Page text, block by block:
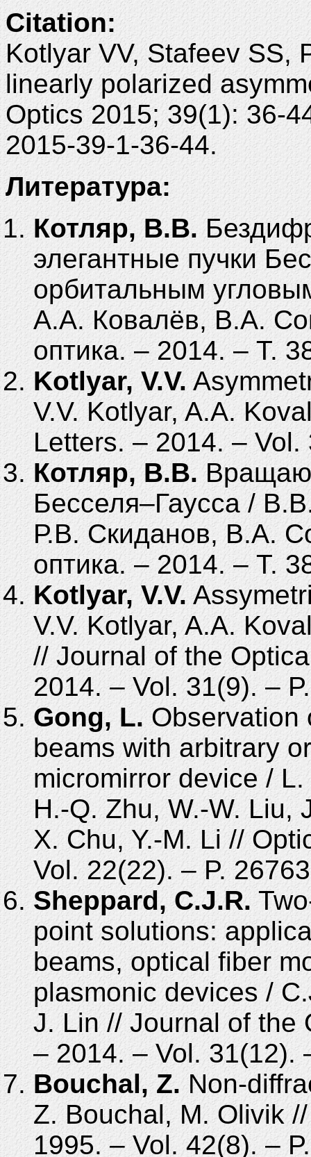
Citation:
Kotlyar VV, Stafeev SS,
linearly polarized
Optics 2015; 39(1): 36-
2015-39-1-36-44.
Литература:
Котляр, В.В.
элегантные пучки
орбитальным
А.А. Ковалёв, В.А.
оптика. – 2014. – Т.
Kotlyar, V.V.
V.V. Kotlyar, A.A.
Letters. – 2014. –
Котляр, В.В.
Бесселя–Гаусса /
Р.В. Скиданов, В.А.
оптика. – 2014. – Т.
Kotlyar, V.V.
V.V. Kotlyar, A.A.
// Journal of the
2014. – Vol. 31(9). –
Gong, L.Observation
beams with arbitrary
micromirror device /
H.-Q. Zhu, W.-W. Liu,
X. Chu, Y.-M. Li //
Vol. 22(22). – P.
Sheppard, C.J.R.
point solutions:
beams, optical fiber
plasmonic devices /
J. Lin // Journal of the
– 2014. – Vol. 31(12).
Bouchal, Z.Non-
Z. Bouchal, M. Olivik
1995. – Vol. 42(8). –